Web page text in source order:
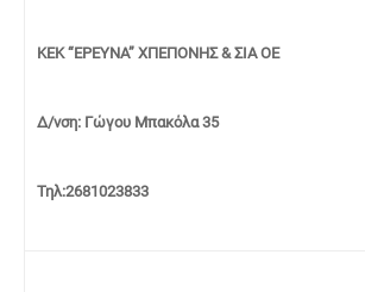
ΚΕΚ “ΕΡΕΥΝΑ” ΧΠΕΠΟΝΗΣ & ΣΙΑ ΟΕ
Δ/νση: Γώγου Μπακόλα 35
Τηλ:2681023833